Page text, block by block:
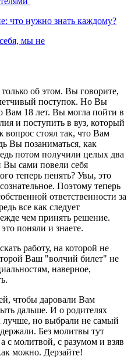
что нужно знать каждому?
мы не
об этом. Вы говорите,
поступок. Но Вы
Вам 18 лет. Вы могла пойти в
и поступить в вуз, который
вопрос стоял так, что Вам
Вы позаниматься, как
потом получили целых два
Вы сами повели себя
теперь пенять? Увы, это
Поэтому теперь
ответственности за
все как следует
чем принять решение.
поняли и знаете.
работу, на которой не
Ваш "волчий билет" не
наверное,
чтобы даровали Вам
дальше. И о родителях
лучше, но выбрали не самый
Без молитвы тут
с молитвой, с разумом и взяв
можно. Дерзайте!